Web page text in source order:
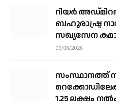
റിയര്‍
ബഹുരാഷ്ട്ര
സഖ്യസേന
06/08/2026
സംസ്ഥാനത്ത്
1.25 ലക്ഷം